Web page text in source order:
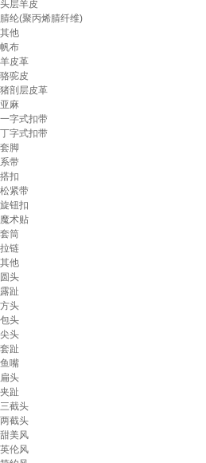
头层羊皮
腈纶(聚丙烯腈纤维)
其他
帆布
羊皮革
骆驼皮
猪剖层皮革
亚麻
一字式扣带
丁字式扣带
套脚
系带
搭扣
松紧带
旋钮扣
魔术贴
套筒
拉链
其他
圆头
露趾
方头
包头
尖头
套趾
鱼嘴
扁头
夹趾
三截头
两截头
甜美风
英伦风